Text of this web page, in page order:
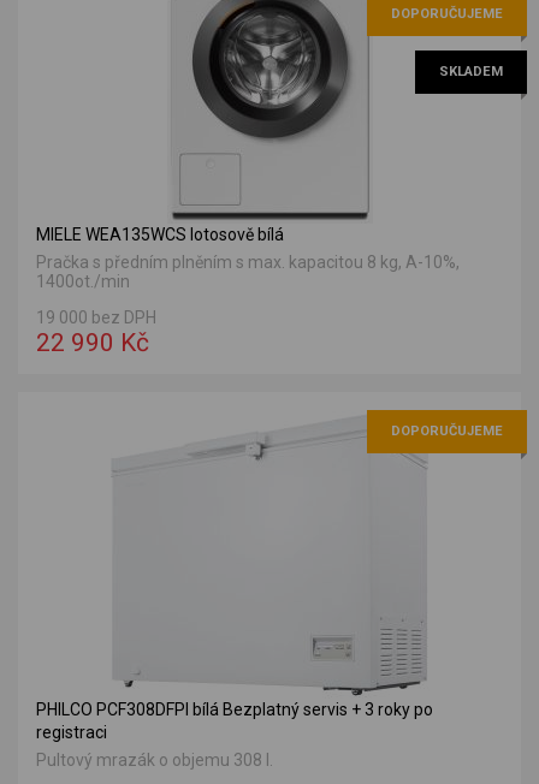
DOPORUČUJEME
SKLADEM
MIELE WEA135WCS lotosově bílá
Pračka s předním plněním s max. kapacitou 8 kg, A-10%,
1400ot./min
19 000 bez DPH
22 990 Kč
DOPORUČUJEME
PHILCO PCF308DFPI bílá Bezplatný servis + 3 roky po
registraci
Pultový mrazák o objemu 308 l.